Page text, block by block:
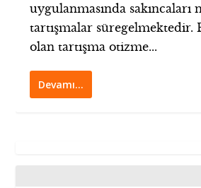
uygulanmasında sakıncaları
tartışmalar süregelmektedir.
olan tartışma otizme...
Devamı…